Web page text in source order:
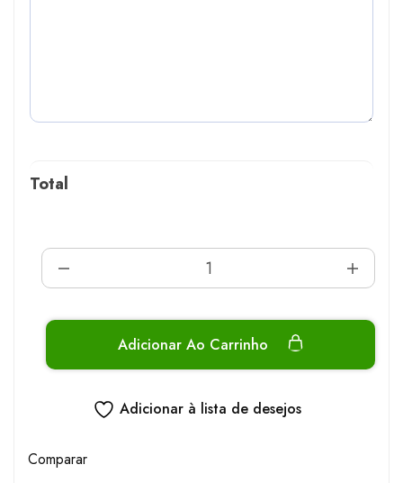
Total
Adicionar Ao Carrinho
Adicionar à lista de desejos
Comparar